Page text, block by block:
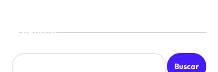
Buscar
Buscar